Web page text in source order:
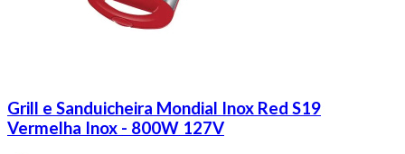
Grill e Sanduicheira Mondial Inox Red S19
Vermelha Inox - 800W 127V